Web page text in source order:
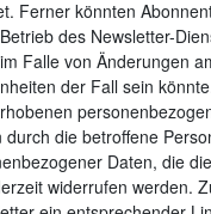
Ferner könnten
des Newsletter-
Falle von Änderungen
der Fall sein
die betroffene
Daten, die
widerrufen werden.